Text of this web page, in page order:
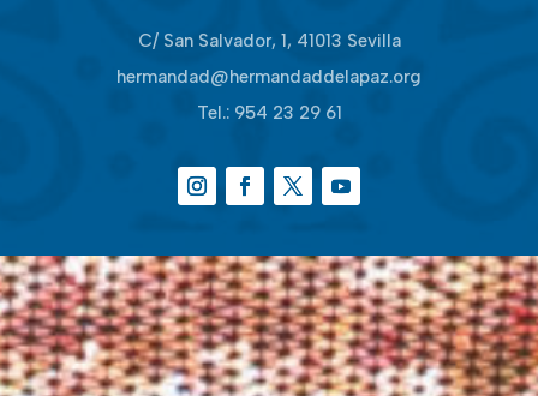
C/ San Salvador, 1, 41013 Sevilla
hermandad@hermandaddelapaz.org
Tel.: 954 23 29 61